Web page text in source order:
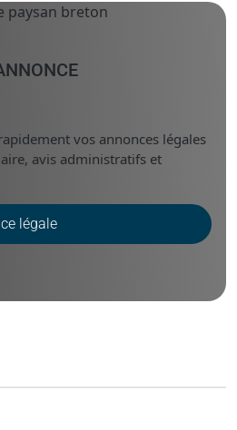
vos annonces légales
avis administratifs et
légale